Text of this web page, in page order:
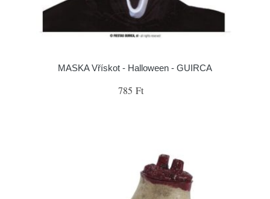
MASKA Vřískot - Halloween - GUIRCA
785 Ft